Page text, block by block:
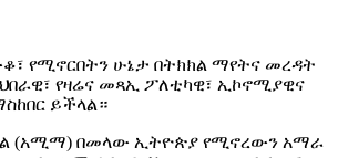
የሚኖርበትን ሁኔታ በትክክል ማየትና መረዳት
የዛሬና መጻኢ ፖለቲካዊ፣ ኢኮኖሚያዊና
ይችላል።
(አሚማ) በመላው ኢትዮጵያ የሚኖረውን አማራ